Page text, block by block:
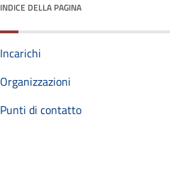
INDICE DELLA PAGINA
Incarichi
Organizzazioni
Punti di contatto